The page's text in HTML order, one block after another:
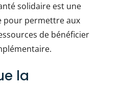
solidaire est une
pour permettre aux
de bénéficier
la